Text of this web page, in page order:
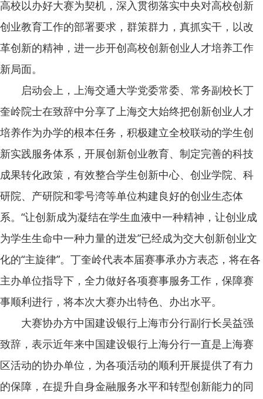
高校以办好大赛为契机，深入贯彻落实中央对高校创新
创业教育工作的部署要求，群策群力，真抓实干，以改
革创新的精神，进一步开创高校创新创业人才培养工作
新局面。
启动会上，上海交通大学党委常委、常务副校长丁
奎岭院士在致辞中分享了上海交大始终把创新创业人才
培养作为办学的根本任务，积极建立全校联动的学生创
新实践服务体系，开展创新创业教育、制定完善的科技
成果转化政策，有效整合学生创新中心、创业学院、科
研院、产研院和零号湾等单位构建良好的创业生态体
系。“让创新成为凝结在学生血液中一种精神，让创业成
为学生生命中一种力量的迸发”已经成为交大创新创业文
化的“主旋律”。丁奎岭代表本届赛事承办方表态，将在各
主办单位指导下，全力做好各项赛事服务工作，保障赛
事顺利进行，将本次大赛办出特色、办出水平。
大赛协办方中国建设银行上海市分行副行长吴益强
致辞，表示近年来中国建设银行上海分行一直是上海赛
区活动的协办单位，为各项活动的顺利开展提供了有力
的保障，在提升自身金融服务水平和转型创新能力的同